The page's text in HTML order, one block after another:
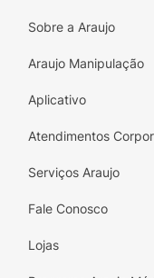
Ultra Pureza:
tecnologia e
Saúde
microbiota e
células de
Inclusivo:
Modo de
Sobre a Araujo
Araujo Manipulação
Aplicativo
Atendimentos
Serviços Araujo
Fale Conosco
Lojas